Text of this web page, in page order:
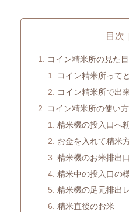
目次
コイン精米所の見た
コイン精米所って
コイン精米所で出
コイン精米所の使い方
精米機の投入口へ
お金を入れて精米
精米機のお米排出
精米中の投入口の
精米機の足元排出
精米直後のお米